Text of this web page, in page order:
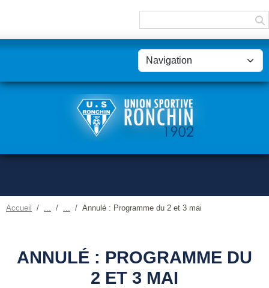
Accueil Annulé : Programme du 2 et 3 mai
ANNULÉ : PROGRAMME DU
2 ET 3 MAI